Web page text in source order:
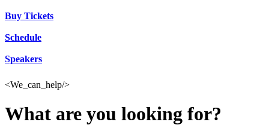
Buy Tickets
Schedule
Speakers
<We_can_help/>
What are you looking for?